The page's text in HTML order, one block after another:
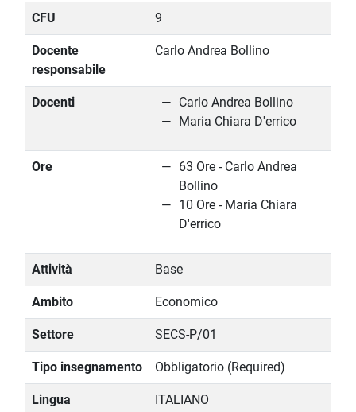
CFU 9
Docente
responsabile
Carlo Andrea Bollino
Docenti
Carlo Andrea Bollino
Maria Chiara D'errico
Ore
63 Ore - Carlo Andrea
Bollino
10 Ore - Maria Chiara
D'errico
Attività Base
Ambito Economico
Settore SECS-P/01
Tipo insegnamento Obbligatorio (Required)
Lingua
ITALIANO